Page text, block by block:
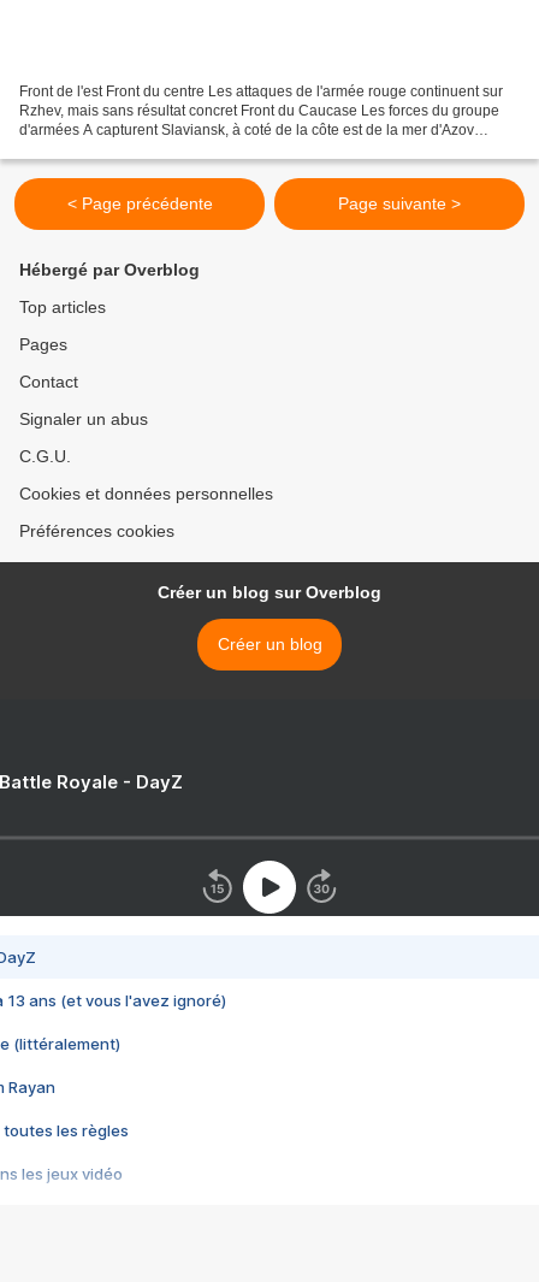
Front de l'est Front du centre Les attaques de l'armée rouge continuent sur
Rzhev, mais sans résultat concret Front du Caucase Les forces du groupe
d'armées A capturent Slaviansk, à coté de la côte est de la mer d'Azov
< Page précédente Page suivante >
Hébergé par Overblog
Top articles
Pages
Contact
Signaler un abus
C.G.U.
Cookies et données personnelles
Préférences cookies
Créer un blog sur Overblog
Créer un blog
Royale - DayZ
13 ans (et vous l'avez ignoré)
(littéralement)
Rayan
toutes les règles
les jeux vidéo